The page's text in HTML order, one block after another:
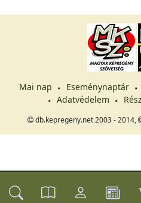
Mai nap Eseménynaptár
Adatvédelem
db.kepregeny.net 2003 - 2014,